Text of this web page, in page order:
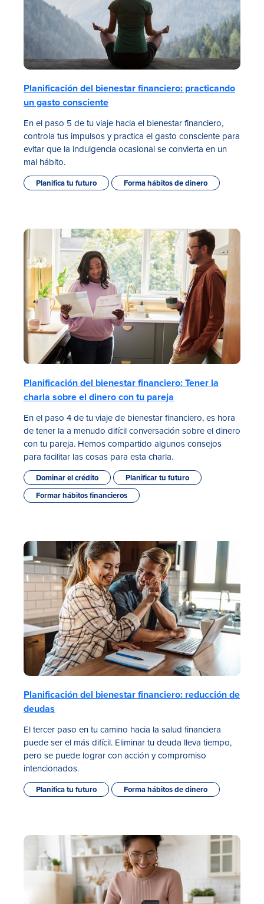
Planificación del bienestar financiero: practicando
un gasto consciente
En el paso 5 de tu viaje hacia el bienestar financiero,
controla tus impulsos y practica el gasto consciente para
evitar que la indulgencia ocasional se convierta en un
mal hábito.
Planifica tu futuro Forma hábitos de dinero
Planificación del bienestar financiero: Tener la
charla sobre el dinero con tu pareja
En el paso 4 de tu viaje de bienestar financiero, es hora
de tener la a menudo difícil conversación sobre el dinero
con tu pareja. Hemos compartido algunos consejos
para facilitar las cosas para esta charla.
Dominar el crédito
Planificar tu futuro
Formar hábitos financieros
Planificación del bienestar financiero: reducción de
deudas
El tercer paso en tu camino hacia la salud financiera
puede ser el más difícil. Eliminar tu deuda lleva tiempo,
pero se puede lograr con acción y compromiso
intencionados.
Planifica tu futuro Forma hábitos de dinero